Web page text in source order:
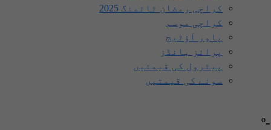
کراچی رمضان ٹائمنگ 2025
کراچی موسم
پاور آؤٹیج
پرائز بانڈز
پیٹرول کی قیمتیں
سونے کی قیمتیں
-º